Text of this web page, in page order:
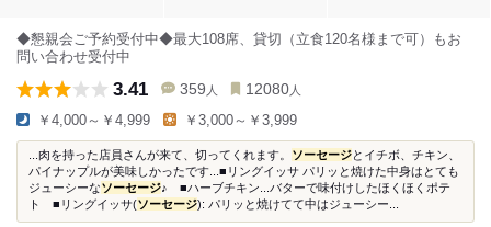
◆懇親会ご予約受付中◆最大108席、貸切（立食120名様まで可）もお
問い合わせ受付中
3.41 359 人 12080 人
￥4,000～￥4,999 ￥3,000～￥3,999
...肉を持った店員さんが来て、切ってくれます。 ソーセージとイチボ、チキン、
パイナップルが美味しかったです...■リングイッサ パリッと焼けた中身はとても
ジューシーなソーセージ♪ ■ハーブチキン...バターで味付けしたほくほくポテ
ト ■リングイッサ(ソーセージ): パリッと焼けてて中はジューシー...